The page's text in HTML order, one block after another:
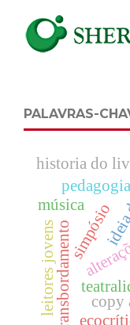
PALAVRAS-
transbordamento
historia do
copy
leitores jovenssimpósio
pedagogia
música